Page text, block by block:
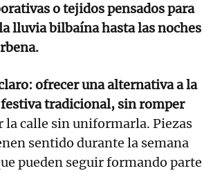
o tejidos pensados para
lluvia bilbaína hasta las noches
ofrecer una alternativa a la
tradicional, sin romper
la calle sin uniformarla. Piezas
sentido durante la semana
pueden seguir formando parte